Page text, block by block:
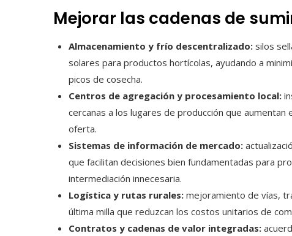
Mejorar las cadenas de
Almacenamiento y frío descentralizado: silos
solares para productos hortícolas, ayudando a
picos de cosecha.
Centros de agregación y procesamiento local:
cercanas a los lugares de producción que
oferta.
Sistemas de información de mercado:
que facilitan decisiones bien fundamentadas para
intermediación innecesaria.
Logística y rutas rurales: mejoramiento de vías,
última milla que reduzcan los costos unitarios de
Contratos y cadenas de valor integradas: